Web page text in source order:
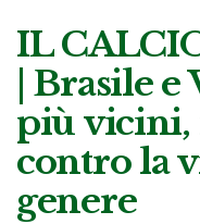
IL
| Brasile
più vicini,
contro la
genere